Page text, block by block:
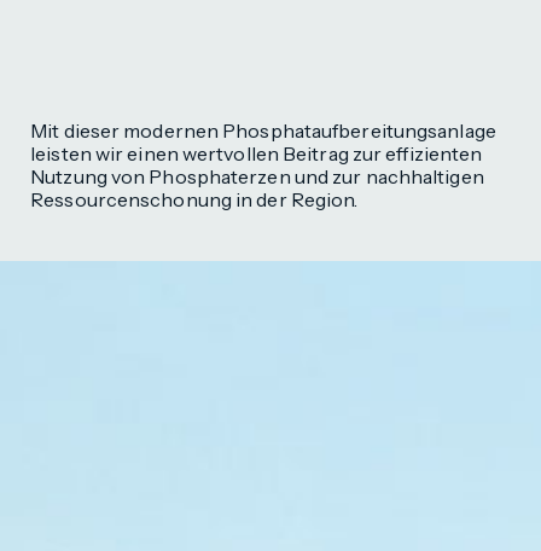
Mit dieser modernen Phosphataufbereitungsanlage
leisten wir einen wertvollen Beitrag zur effizienten
Nutzung von Phosphaterzen und zur nachhaltigen
Ressourcenschonung in der Region.